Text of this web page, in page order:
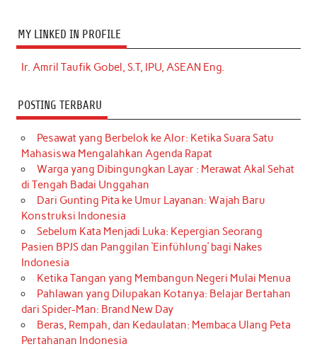
MY LINKED IN PROFILE
Ir. Amril Taufik Gobel, S.T, IPU, ASEAN Eng.
POSTING TERBARU
Pesawat yang Berbelok ke Alor: Ketika Suara Satu
Mahasiswa Mengalahkan Agenda Rapat
Warga yang Dibingungkan Layar : Merawat Akal Sehat
di Tengah Badai Unggahan
Dari Gunting Pita ke Umur Layanan: Wajah Baru
Konstruksi Indonesia
Sebelum Kata Menjadi Luka: Kepergian Seorang
Pasien BPJS dan Panggilan ‘Einfühlung’ bagi Nakes
Indonesia
Ketika Tangan yang Membangun Negeri Mulai Menua
Pahlawan yang Dilupakan Kotanya: Belajar Bertahan
dari Spider-Man: Brand New Day
Beras, Rempah, dan Kedaulatan: Membaca Ulang Peta
Pertahanan Indonesia